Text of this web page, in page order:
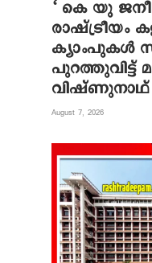
‘ കെ യു
രാഷ്ട്രീയം
ക്യാംപുകള്‍
പുറത്തുവിട്ട്
വിഷ്ണുനാഥ്
August 7, 2026